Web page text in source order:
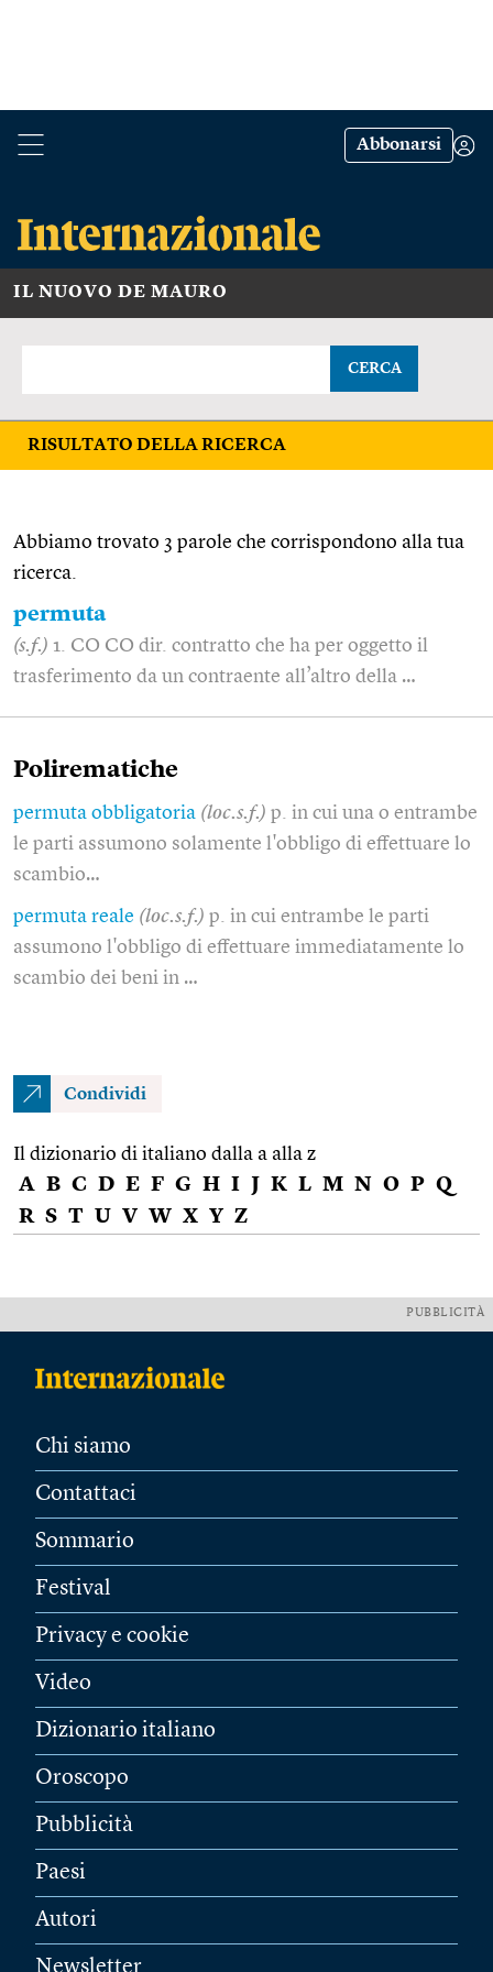
Abbonarsi
IL NUOVO DE MAURO
CERCA
RISULTATO DELLA RICERCA
Abbiamo trovato 3 parole che corrispondono alla tua
ricerca.
permuta
(s.f.) 1. CO CO dir. contratto che ha per oggetto il
trasferimento da un contraente all’altro della …
Polirematiche
permuta obbligatoria (loc.s.f.) p. in cui una o entrambe
le parti assumono solamente l'obbligo di effettuare lo
scambio…
permuta reale (loc.s.f.) p. in cui entrambe le parti
assumono l'obbligo di effettuare immediatamente lo
scambio dei beni in …
Condividi
Il dizionario di italiano dalla a alla z
A B C D E F G H I J K L M N O P Q
R S T U V W X Y Z
PUBBLICITÀ
Chi siamo
Contattaci
Sommario
Festival
Privacy e cookie
Video
Dizionario italiano
Oroscopo
Pubblicità
Paesi
Autori
Newsletter